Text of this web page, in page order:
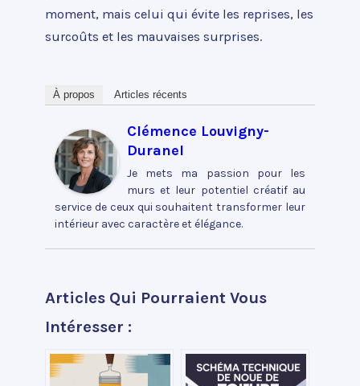
moment, mais celui qui évite les reprises, les
surcoûts et les mauvaises surprises.
À propos Articles récents
Clémence Louvigny-
Duranel
Je mets ma passion pour les
murs et leur potentiel créatif au
service de ceux qui souhaitent transformer leur
intérieur avec caractère et élégance.
Articles Qui Pourraient Vous
Intéresser :